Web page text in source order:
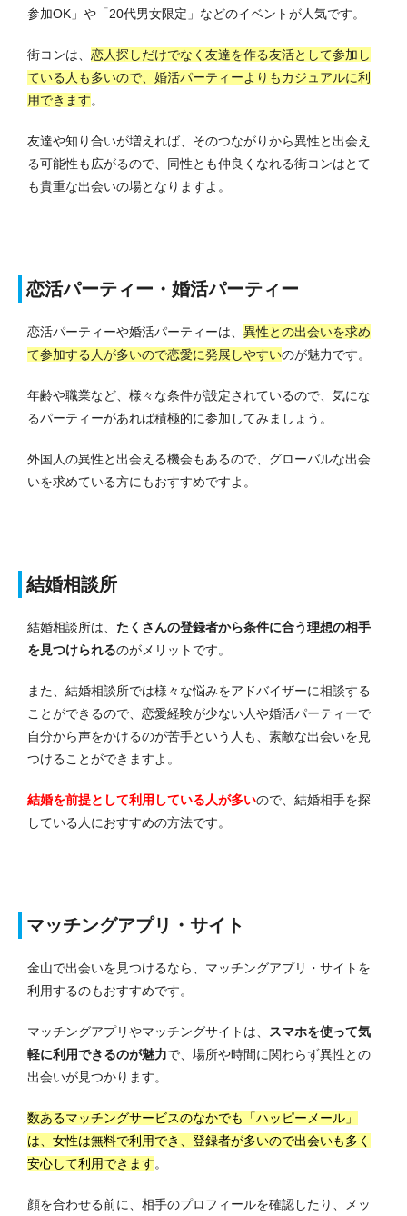
参加OK」や「20代男女限定」などのイベントが人気です。
街コンは、 恋人探しだけでなく友達を作る友活として参加し
ている人も多いので、婚活パーティーよりもカジュアルに利
用できます。
友達や知り合いが増えれば、そのつながりから異性と出会え
る可能性も広がるので、同性とも仲良くなれる街コンはとて
も貴重な出会いの場となりますよ。
恋活パーティー・婚活パーティー
恋活パーティーや婚活パーティーは、 異性との出会いを求め
て参加する人が多いので恋愛に発展しやすいのが魅力です。
年齢や職業など、様々な条件が設定されているので、気にな
るパーティーがあれば積極的に参加してみましょう。
外国人の異性と出会える機会もあるので、グローバルな出会
いを求めている方にもおすすめですよ。
結婚相談所
結婚相談所は、 たくさんの登録者から条件に合う理想の相手
を見つけられるのがメリットです。
また、結婚相談所では様々な悩みをアドバイザーに相談する
ことができるので、恋愛経験が少ない人や婚活パーティーで
自分から声をかけるのが苦手という人も、素敵な出会いを見
つけることができますよ。
結婚を前提として利用している人が多いので、結婚相手を探
している人におすすめの方法です。
マッチングアプリ・サイト
金山で出会いを見つけるなら、マッチングアプリ・サイトを
利用するのもおすすめです。
マッチングアプリやマッチングサイトは、
スマホを使って気
軽に利用できるのが魅力で、場所や時間に関わらず異性との
出会いが見つかります。
数あるマッチングサービスのなかでも「ハッピーメール」
は、女性は無料で利用でき、登録者が多いので出会いも多く
安心して利用できます。
顔を合わせる前に、相手のプロフィールを確認したり、メッ